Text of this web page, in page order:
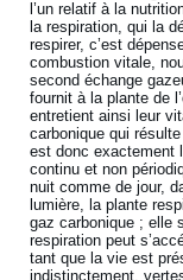
l’un relatif à la
la respiration, qui la
respirer, c’est
combustion vitale,
second échange
fournit à la plante de
entretient ainsi leur
carbonique qui
est donc exactement
continu et non
nuit comme de jour,
lumière, la plante
gaz carbonique ; elle
respiration peut
tant que la vie est
indistinctement,